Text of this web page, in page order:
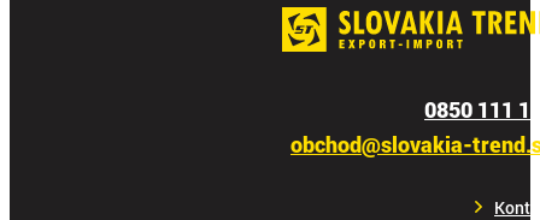
0850 111
obchod@slovakia-